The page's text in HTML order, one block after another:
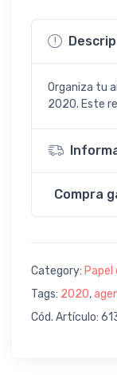
Organiza tu
2020. Este
Compra
Category:
Tags: 2020,
Cód. Artículo: